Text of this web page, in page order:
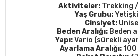
Aktiviteler:Trekking
Yaş Grubu:
Cinsiyet:
Beden Aralığı: Beden
Yapı:Vario (sürekli
Ayarlama Aralığı: 100